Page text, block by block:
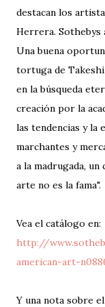
destacan los
Herrera. Sothebys
Una buena
tortuga de
en la búsqueda
creación por la
las tendencias y la
marchantes y
a la madrugada,
arte no es la fama".
Vea el catálogo en:
http://
american-art-
Y una nota sobre